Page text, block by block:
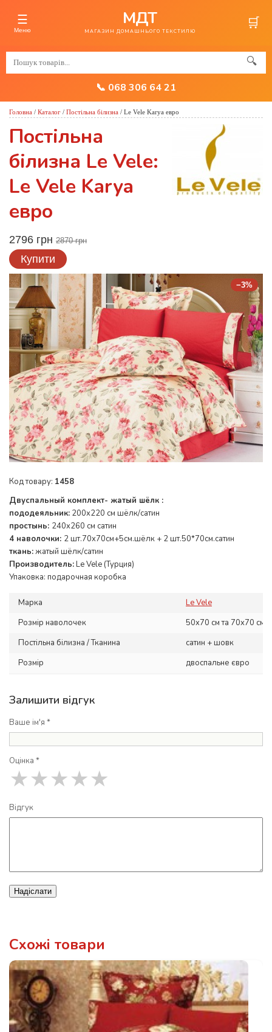
☰
Меню
МДТ
МАГАЗИН ДОМАШНЬОГО ТЕКСТИЛЮ 🛒
🔍
📞 068 306 64 21
Головна / Каталог / Постільна білизна / Le Vele Karya евро
Постільна
білизна Le Vele:
Le Vele Karya
евро
2796 грн 2870 грн
Купити
−3%
Код товару: 1458
Двуспальный комплект- жатый шёлк :
пододеяльник: 200x220 см шёлк/сатин
простынь: 240x260 см сатин
4 наволочки: 2 шт.70x70см+5см.шёлк + 2 шт.50*70см.сатин
ткань:жатый шёлк/сатин
Производитель:Le Vele (Турция)
Упаковка: подарочная коробка
Марка
Le Vele
Розмір наволочек
50x70 см та 70x70 см
Постільна білизна / Тканина
сатин + шовк
Розмір
двоспальне євро
Залишити відгук
Ваше ім'я *
Оцінка *
★
★
★
★
★
Відгук
Надіслати
Схожі товари